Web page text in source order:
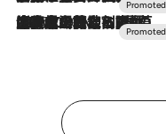
2026.7.10
NEW OPEN！【界 草津】名湯の地に誕生。趣の異なる2種の温泉と上州ならではの会席・蕎麦割烹など美食を味わう究極の癒やし旅